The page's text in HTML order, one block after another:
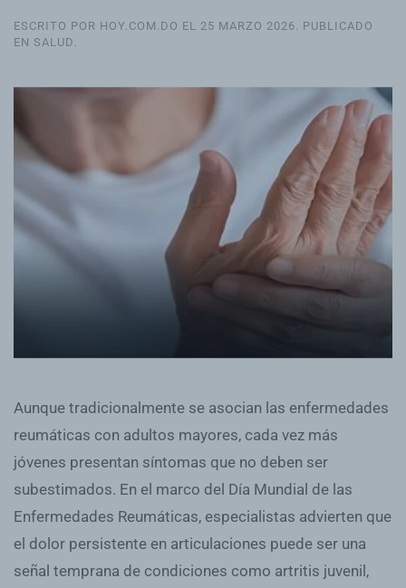
ESCRITO POR HOY.COM.DO EL 25 MARZO 2026. PUBLICADO
EN SALUD.
Aunque tradicionalmente se asocian las enfermedades
reumáticas con adultos mayores, cada vez más
jóvenes presentan síntomas que no deben ser
subestimados. En el marco del Día Mundial de las
Enfermedades Reumáticas, especialistas advierten que
el dolor persistente en articulaciones puede ser una
señal temprana de condiciones como artritis juvenil,